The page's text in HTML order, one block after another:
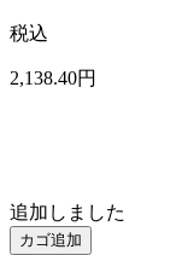
税込
2,138.40円
追加しました
カゴ追加